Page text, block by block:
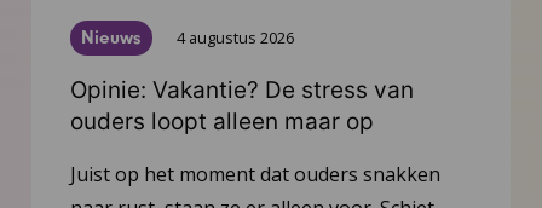
Nieuws 4 augustus 2026
Opinie: Vakantie? De stress van
ouders loopt alleen maar op
Juist op het moment dat ouders snakken